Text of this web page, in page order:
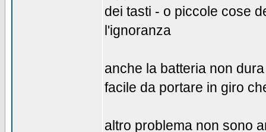
dei tasti - o piccole cose
l'ignoranza
anche la batteria non
facile da portare in giro
altro problema non sono